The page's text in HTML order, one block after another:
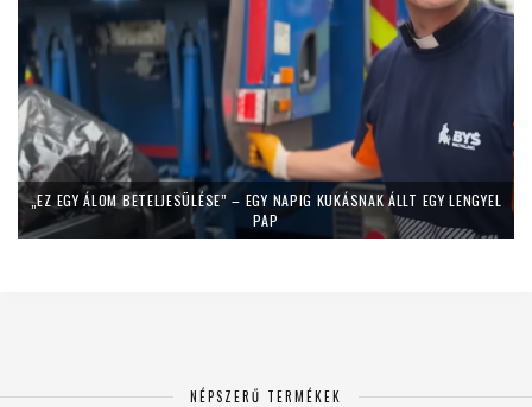
„EZ EGY ÁLOM BETELJESÜLÉSE” – EGY NAPIG KUKÁSNAK ÁLLT EGY LENGYEL
PAP
NÉPSZERŰ TERMÉKEK